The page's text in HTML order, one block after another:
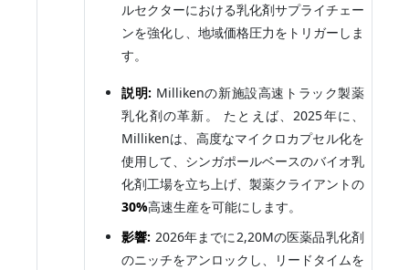
ルセクターにおける乳化剤サプライチェー
ンを強化し、地域価格圧力をトリガーしま
す。
説明: Millikenの新施設高速トラック製薬
乳化剤の革新。 たとえば、2025年に、
Millikenは、高度なマイクロカプセル化を
使用して、シンガポールベースのバイオ乳
化剤工場を立ち上げ、製薬クライアントの
30%高速生産を可能にします。
影響: 2026年までに2,20Mの医薬品乳化剤
のニッチをアンロックし、リードタイムを